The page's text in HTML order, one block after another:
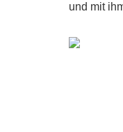
und mit